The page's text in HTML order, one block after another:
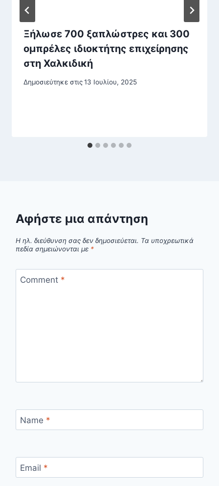
Ξήλωσε 700 ξαπλώστρες και 300
ομπρέλες ιδιοκτήτης επιχείρησης
στη Χαλκιδική
Δημοσιεύτηκε στις13 Ιουλίου, 2025
Αφήστε μια απάντηση
Η ηλ. διεύθυνση σας δεν δημοσιεύεται. Τα υποχρεωτικά
πεδία σημειώνονται με *
Comment *
Name *
Email *